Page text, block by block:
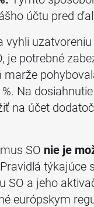
účtu pred
vyhli
je potrebné
marže
Na
na účet
SO nie je
týkajúce
SO a jeho
európskym